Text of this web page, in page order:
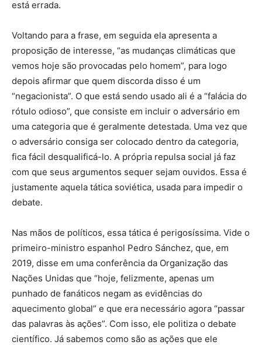
está errada.
Voltando para a frase, em seguida ela apresenta a
proposição de interesse, “as mudanças climáticas que
vemos hoje são provocadas pelo homem”, para logo
depois afirmar que quem discorda disso é um
“negacionista”. O que está sendo usado ali é a “falácia do
rótulo odioso”, que consiste em incluir o adversário em
uma categoria que é geralmente detestada. Uma vez que
o adversário consiga ser colocado dentro da categoria,
fica fácil desqualificá-lo. A própria repulsa social já faz
com que seus argumentos sequer sejam ouvidos. Essa é
justamente aquela tática soviética, usada para impedir o
debate.
Nas mãos de políticos, essa tática é perigosíssima. Vide o
primeiro-ministro espanhol Pedro Sánchez, que, em
2019, disse em uma conferência da Organização das
Nações Unidas que “hoje, felizmente, apenas um
punhado de fanáticos negam as evidências do
aquecimento global” e que era necessário agora “passar
das palavras às ações”. Com isso, ele politiza o debate
científico. Já sabemos como são as ações que ele